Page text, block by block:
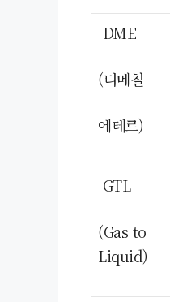
DME
(디메칠
에테르)
GTL
(Gas to
Liquid)